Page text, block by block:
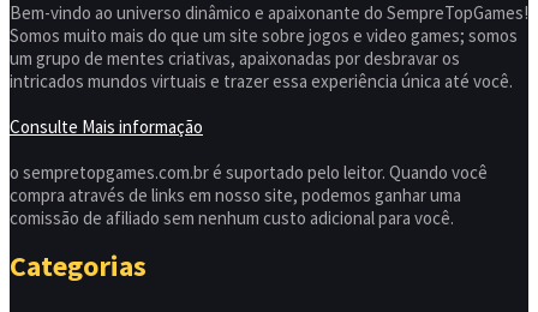
Bem-vindo ao universo dinâmico e apaixonante do SempreTopGames!
Somos muito mais do que um site sobre jogos e video games; somos
um grupo de mentes criativas, apaixonadas por desbravar os
intricados mundos virtuais e trazer essa experiência única até você.
Consulte Mais informação
o sempretopgames.com.br é suportado pelo leitor. Quando você
compra através de links em nosso site, podemos ganhar uma
comissão de afiliado sem nenhum custo adicional para você.
Categorias